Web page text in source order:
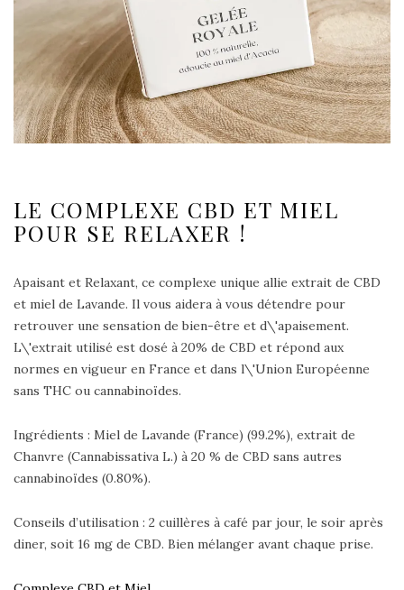
LE COMPLEXE CBD ET MIEL
POUR SE RELAXER !
Apaisant et Relaxant, ce complexe unique allie extrait de CBD
et miel de Lavande. Il vous aidera à vous détendre pour
retrouver une sensation de bien-être et d\'apaisement.
L\'extrait utilisé est dosé à 20% de CBD et répond aux
normes en vigueur en France et dans l\'Union Européenne
sans THC ou cannabinoïdes.
Ingrédients : Miel de Lavande (France) (99.2%), extrait de
Chanvre (Cannabissativa L.) à 20 % de CBD sans autres
cannabinoïdes (0.80%).
Conseils d’utilisation : 2 cuillères à café par jour, le soir après
diner, soit 16 mg de CBD. Bien mélanger avant chaque prise.